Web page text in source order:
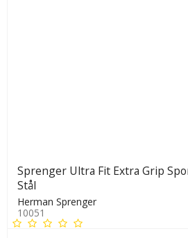
Sprenger Ultra Fit Extra Grip
Stål
Herman Sprenger
10051